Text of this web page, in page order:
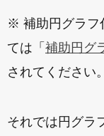
※ 補助円グラフ
ては「 補助円グ
されてください。
それでは円グラ